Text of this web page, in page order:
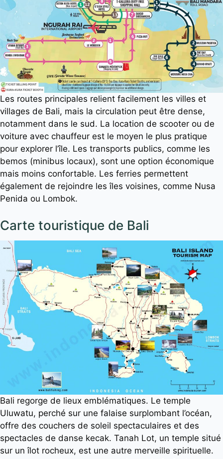
Les routes principales relient facilement les villes et
villages de Bali, mais la circulation peut être dense,
notamment dans le sud. La location de scooter ou de
voiture avec chauffeur est le moyen le plus pratique
pour explorer l’île. Les transports publics, comme les
bemos (minibus locaux), sont une option économique
mais moins confortable. Les ferries permettent
également de rejoindre les îles voisines, comme Nusa
Penida ou Lombok.
Carte touristique de Bali
Bali regorge de lieux emblématiques. Le temple
Uluwatu, perché sur une falaise surplombant l’océan,
offre des couchers de soleil spectaculaires et des
spectacles de danse kecak. Tanah Lot, un temple situé
sur un îlot rocheux, est une autre merveille spirituelle.